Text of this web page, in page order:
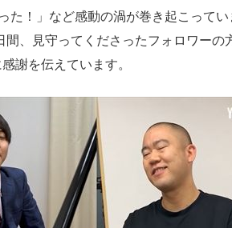
た！」など感動の渦が巻き起こって
間、見守ってくださったフォロワーの
謝を伝えています。